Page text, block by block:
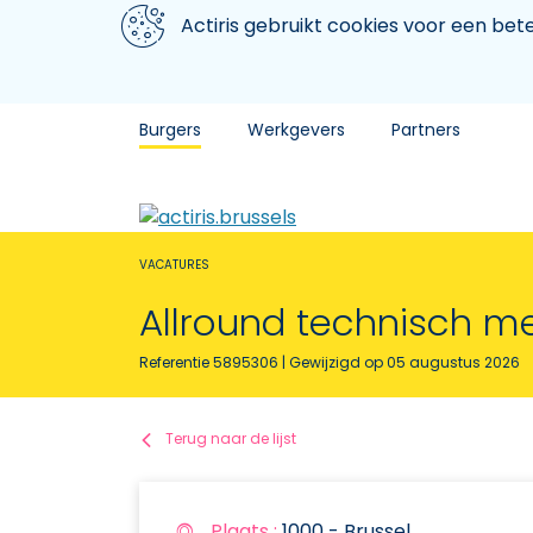
Aller au contenu principal
We gebruiken cookiesActiris gebruikt cookies voor een
Burgers Werkgevers Partners
VACATURES
Allround technisch
Referentie 5895306 | Gewijzigd op 05 augustus 2026
Terug naar de lijst